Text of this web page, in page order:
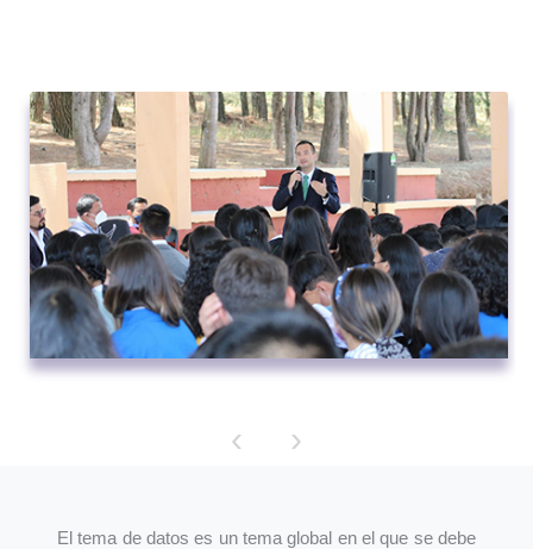
‹ ›
El tema de datos es un tema global en el que se debe